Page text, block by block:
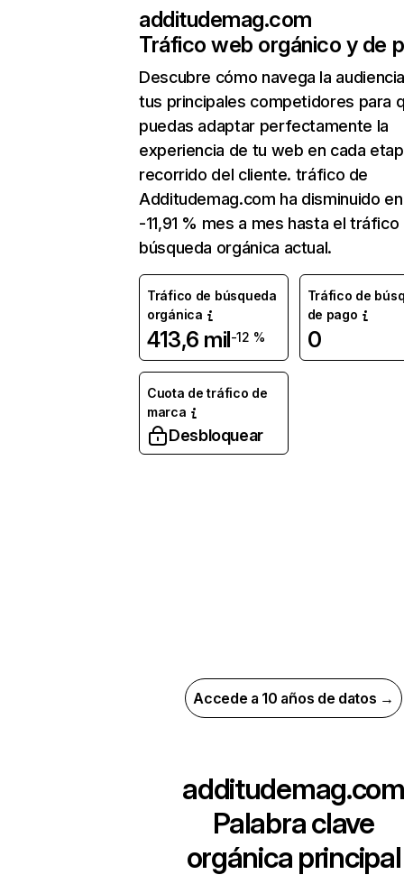
additudemag.com
Tráfico web orgánico y de
Descubre cómo navega la
tus principales competidores para
puedas adaptar perfectamente la
experiencia de tu web en cada
recorrido del cliente. tráfico de
Additudemag.com ha disminuido en
-11,91 % mes a mes hasta el tráfico
búsqueda orgánica actual.
Tráfico de búsqueda
orgánica
413,6 mil-12 %
Tráfico de
de pago
0
Cuota de tráfico de
marca
Desbloquear
Accede a 10 años de datos →
additudemag.com
Palabra clave
orgánica principal